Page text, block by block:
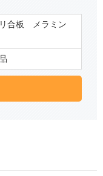
合板 メラミン